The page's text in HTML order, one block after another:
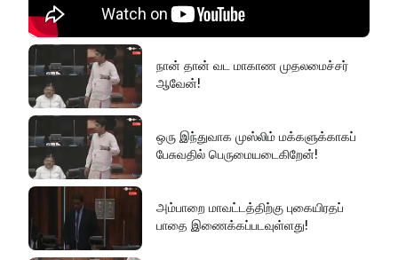
அரசின் மீது மேலும் சந்தேகத்தை
அதிகரிக்கின்றது!
செம்மறி என்று கூறுவது பிழை!
நான் தான் வட மாகாண முதலமைச்சர்
ஆவேன்!
ஒரு இந்துவாக முஸ்லிம் மக்களுக்காகப்
பேசுவதில் பெருமையடைகிறேன்!
அம்பாறை மாவட்டத்திற்கு புகையிரதப்
பாதை இணைக்கப்படவுள்ளது!